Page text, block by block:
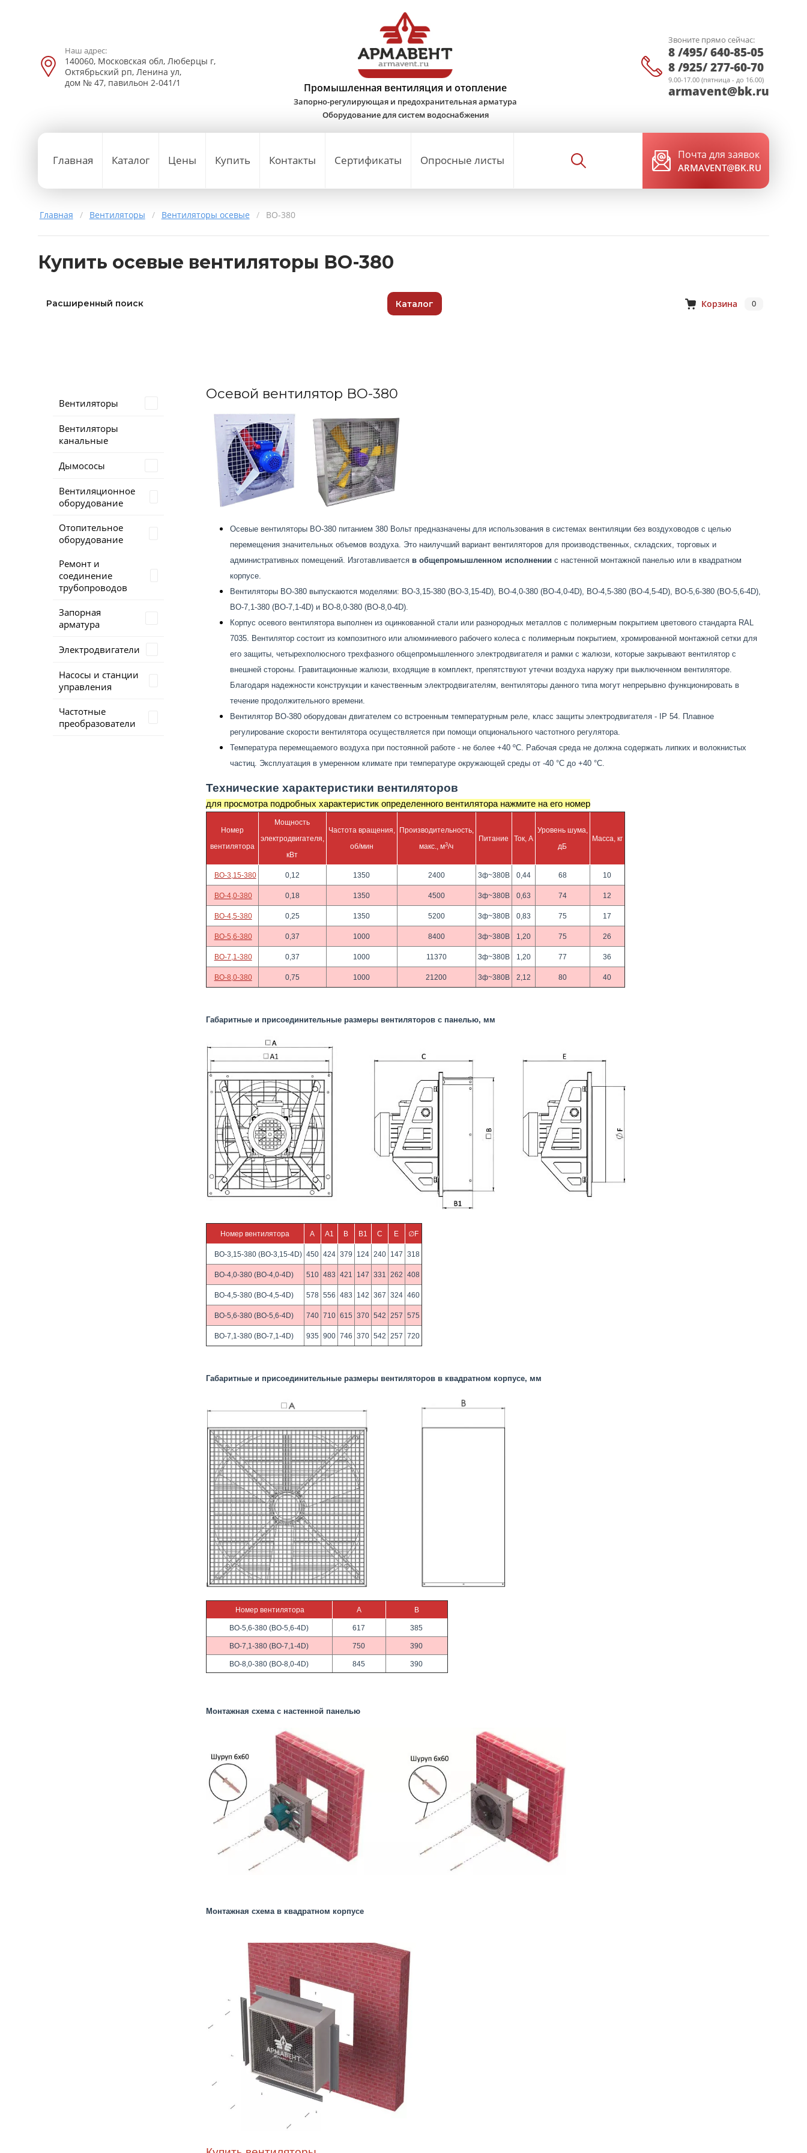
Наш адрес:
140060, Московская обл, Люберцы г,
Октябрьский рп, Ленина ул,
дом № 47, павильон 2-041/1
Промышленная вентиляция и отопление
Запорно-регулирующая и предохранительная арматура
Оборудование для систем водоснабжения
Звоните прямо сейчас:
8 /495/ 640-85-05
8 /925/ 277-60-70
9.00-17.00 (пятница - до 16.00)
armavent@bk.ru
Главная Каталог Цены Купить Контакты Сертификаты Опросные листы Почта для заявок
ARMAVENT@BK.RU
Главная / Вентиляторы / Вентиляторы осевые / ВО-380
Купить осевые вентиляторы ВО-380
Расширенный поиск Каталог Корзина 0
Вентиляторы
Вентиляторы
канальные
Дымососы
Вентиляционное
оборудование
Отопительное
оборудование
Ремонт и
соединение
трубопроводов
Запорная
арматура
Электродвигатели
Насосы и станции
управления
Частотные
преобразователи
Осевой вентилятор ВО-380
Осевые вентиляторы ВО-380 питанием 380 Вольт предназначены для использования в системах вентиляции без воздуховодов с целью
перемещения значительных объемов воздуха. Это наилучший вариант вентиляторов для производственных, складских, торговых и
административных помещений. Изготавливается в общепромышленном исполнении с настенной монтажной панелью или в квадратном
корпусе.
Вентиляторы ВО-380 выпускаются моделями: ВО-3,15-380 (ВО-3,15-4D), ВО-4,0-380 (ВО-4,0-4D), ВО-4,5-380 (ВО-4,5-4D), ВО-5,6-380 (ВО-5,6-4D),
ВО-7,1-380 (ВО-7,1-4D) и ВО-8,0-380 (ВО-8,0-4D).
Корпус осевого вентилятора выполнен из оцинкованной стали или разнородных металлов с полимерным покрытием цветового стандарта RAL
7035. Вентилятор состоит из композитного или алюминиевого рабочего колеса с полимерным покрытием, хромированной монтажной сетки для
его защиты, четырехполюсного трехфазного общепромышленного электродвигателя и рамки с жалюзи, которые закрывают вентилятор с
внешней стороны. Гравитационные жалюзи, входящие в комплект, препятствуют утечки воздуха наружу при выключенном вентиляторе.
Благодаря надежности конструкции и качественным электродвигателям, вентиляторы данного типа могут непрерывно функционировать в
течение продолжительного времени.
Вентилятор ВО-380 оборудован двигателем со встроенным температурным реле, класс защиты электродвигателя - IP 54. Плавное
регулирование скорости вентилятора осуществляется при помощи опционального частотного регулятора.
Температура перемещаемого воздуха при постоянной работе - не более +40 ºС. Рабочая среда не должна содержать липких и волокнистых
частиц. Эксплуатация в умеренном климате при температуре окружающей среды от -40 °С до +40 °С.
Технические характеристики вентиляторов
для просмотра подробных характеристик определенного вентилятора нажмите на его номер
Номер
вентилятора
Мощность
электродвигателя,
кВт
Частота вращения,
об/мин
Производительность,
макс., м3/ч
Питание Ток, А
Уровень шума,
дБ
Масса, кг
ВО-3,15-380 0,12 1350 2400 3ф~380В 0,44 68 10
ВО-4,0-380 0,18 1350 4500 3ф~380В 0,63 74 12
ВО-4,5-380 0,25 1350 5200 3ф~380В 0,83 75 17
ВО-5,6-380 0,37 1000 8400 3ф~380В 1,20 75 26
ВО-7,1-380 0,37 1000 11370 3ф~380В 1,20 77 36
ВО-8,0-380 0,75 1000 21200 3ф~380В 2,12 80 40
Габаритные и присоединительные размеры вентиляторов с панелью, мм
Номер вентилятора A А1 В В1 С Е ∅F
ВО-3,15-380 (ВО-3,15-4D) 450 424 379 124 240 147 318
ВО-4,0-380 (ВО-4,0-4D) 510 483 421 147 331 262 408
ВО-4,5-380 (ВО-4,5-4D) 578 556 483 142 367 324 460
ВО-5,6-380 (ВО-5,6-4D) 740 710 615 370 542 257 575
ВО-7,1-380 (ВО-7,1-4D) 935 900 746 370 542 257 720
Габаритные и присоединительные размеры вентиляторов в квадратном корпусе, мм
Номер вентилятора А В
ВО-5,6-380 (ВО-5,6-4D) 617 385
ВО-7,1-380 (ВО-7,1-4D) 750 390
ВО-8,0-380 (ВО-8,0-4D) 845 390
Монтажная схема с настенной панелью
Монтажная схема в квадратном корпусе